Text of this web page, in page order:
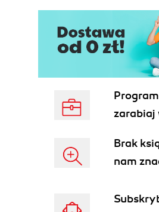
zarabiaj
Brak
nam